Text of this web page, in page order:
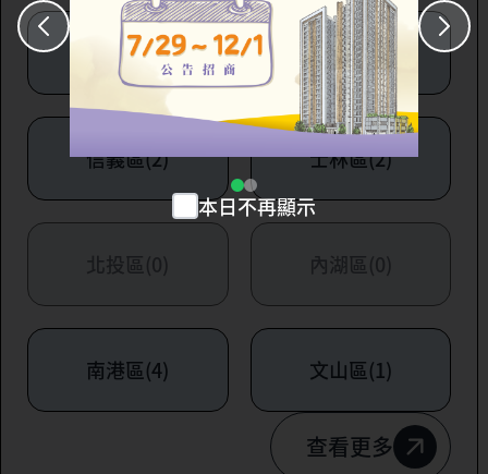
大安區(7) 萬華區(1)
信義區(2) 士林區(2)
北投區(0) 內湖區(0)
南港區(4) 文山區(1)
查看更多
本日不再顯示